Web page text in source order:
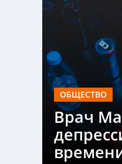
ОБЩЕСТВО
Врач